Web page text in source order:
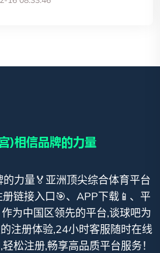
力量🏅亚洲顶尖综合体育平台
链接入口🎯、APP下载📱、平
为中国区领先的平台,谈球吧为
注册体验,24小时客服随时在线
松注册,畅享高品质平台服务！